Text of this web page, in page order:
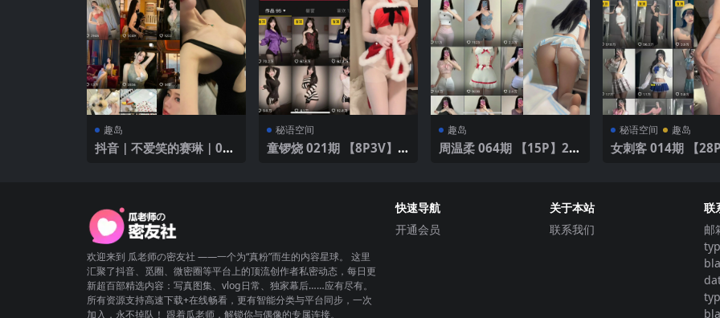
趣岛
抖音｜不爱笑的赛琳｜008
秘语空间
童锣烧 021期 【8P3V】2
趣岛
周温柔 064期 【15P】20
秘语空间 趣岛
女刺客 014期 【
欢迎来到 瓜老师の密友社 ——一个为“真粉”而生的内容星球。 这里
汇聚了抖音、觅圈、微密圈等平台上的顶流创作者私密动态，每日更
新超百部精选内容：写真图集、vlog日常、独家幕后……应有尽有。
所有资源支持高速下载+在线畅看，更有智能分类与平台同步，一次
加入，永不掉队！ 跟着瓜老师，解锁你与偶像的专属连接。
快速导航
开通会员
关于本站
联系我们
联
邮